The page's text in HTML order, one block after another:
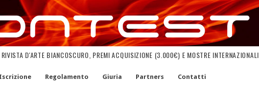
D'ARTE BIANCOSCURO, PREMI ACQUISIZIONE (3.000€) E MOSTRE INTERNAZIONALI
Iscrizione Regolamento Giuria Partners Contatti